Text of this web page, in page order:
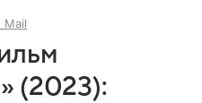
Mail
(2023):